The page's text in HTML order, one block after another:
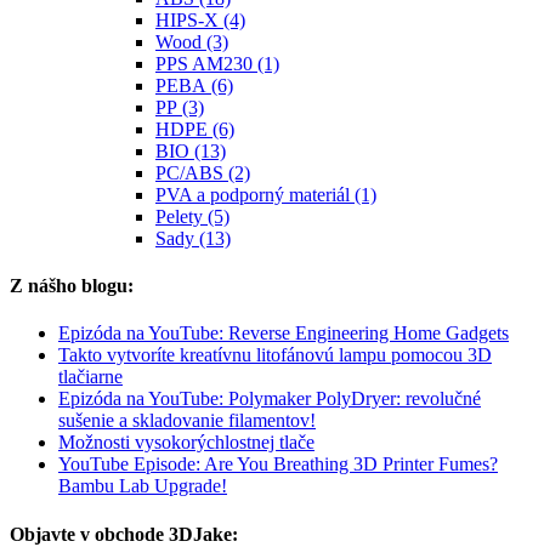
HIPS-X (4)
Wood (3)
PPS AM230 (1)
PEBA (6)
PP (3)
HDPE (6)
BIO (13)
PC/ABS (2)
PVA a podporný materiál (1)
Pelety (5)
Sady (13)
Z nášho blogu:
Epizóda na YouTube: Reverse Engineering Home Gadgets
Takto vytvoríte kreatívnu litofánovú lampu pomocou 3D
tlačiarne
Epizóda na YouTube: Polymaker PolyDryer: revolučné
sušenie a skladovanie filamentov!
Možnosti vysokorýchlostnej tlače
YouTube Episode: Are You Breathing 3D Printer Fumes?
Bambu Lab Upgrade!
Objavte v obchode 3DJake: